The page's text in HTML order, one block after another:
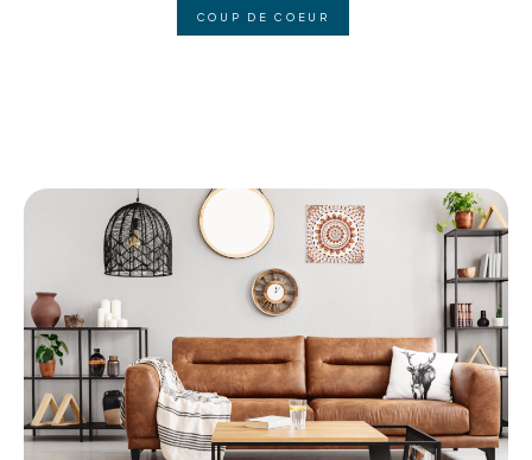
COUP DE COEUR